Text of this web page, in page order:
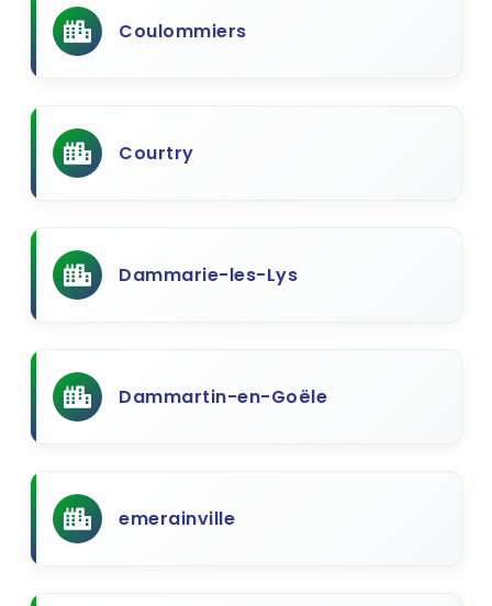
Coulommiers
Courtry
Dammarie-les-Lys
Dammartin-en-Goële
emerainville